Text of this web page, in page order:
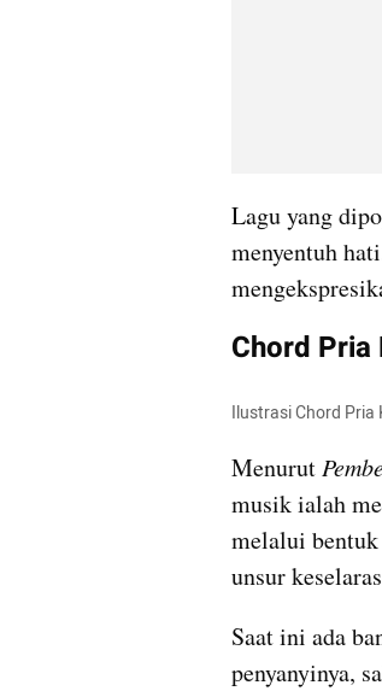
Lagu yang
menyentuh
Chord Pria
Ilustrasi Chord Pria
Menurut
musik ialah
melalui
unsur
Saat ini ada
penyanyinya,